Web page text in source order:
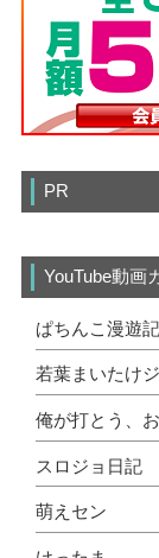
PR
YouTube動画
ぱちんこ漫遊記
若葉まいたけ
俺が打とう、
スロジョ日記
萌えセン